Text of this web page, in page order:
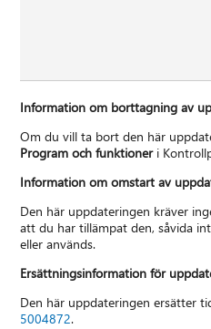
Information om borttagning av
Om du vill ta bort den här
Program och funktioneri
Information om omstart av
Den här uppdateringen kräver
att du har tillämpat den, såvida
eller används.
Ersättningsinformation för
Den här uppdateringen ersätter
5004872.